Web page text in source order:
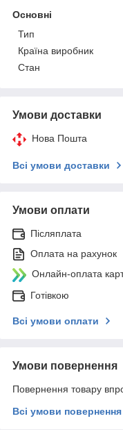
Основні
Тип
Країна виробник
Стан
Умови доставки
Нова Пошта
Всі умови доставки
Умови оплати
Післяплата
Оплата на рахунок
Онлайн-оплата
Готівкою
Всі умови оплати
Умови повернення
Повернення товару
Всі умови повернення